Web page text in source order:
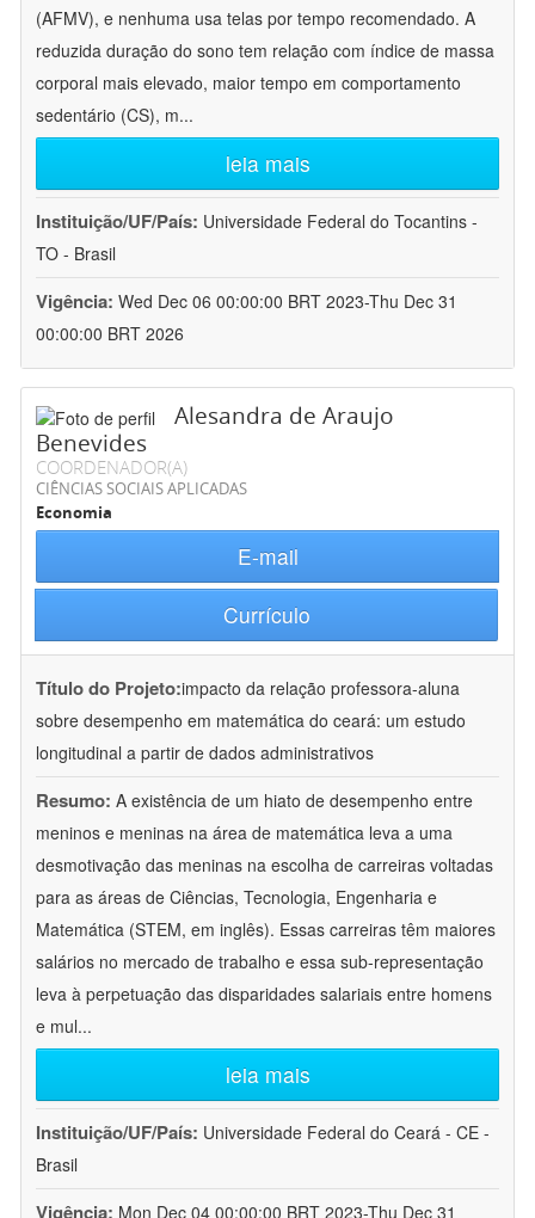
(AFMV), e nenhuma usa telas por tempo recomendado. A
reduzida duração do sono tem relação com índice de massa
corporal mais elevado, maior tempo em comportamento
sedentário (CS), m...
leia mais
Instituição/UF/País: Universidade Federal do Tocantins -
TO - Brasil
Vigência: Wed Dec 06 00:00:00 BRT 2023-Thu Dec 31
00:00:00 BRT 2026
Alesandra de Araujo
Benevides
COORDENADOR(A)
CIÊNCIAS SOCIAIS APLICADAS
Economia
E-mail
Currículo
Título do Projeto:impacto da relação professora-aluna
sobre desempenho em matemática do ceará: um estudo
longitudinal a partir de dados administrativos
Resumo: A existência de um hiato de desempenho entre
meninos e meninas na área de matemática leva a uma
desmotivação das meninas na escolha de carreiras voltadas
para as áreas de Ciências, Tecnologia, Engenharia e
Matemática (STEM, em inglês). Essas carreiras têm maiores
salários no mercado de trabalho e essa sub-representação
leva à perpetuação das disparidades salariais entre homens
e mul...
leia mais
Instituição/UF/País: Universidade Federal do Ceará - CE -
Brasil
Vigência: Mon Dec 04 00:00:00 BRT 2023-Thu Dec 31